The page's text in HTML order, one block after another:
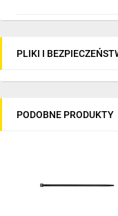
PLIKI I
PODOBNE PRODUKTY